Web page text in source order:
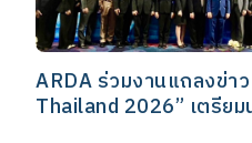
ARDA ร่วมงานแถลงข่า
Thailand 2026” เตรีย